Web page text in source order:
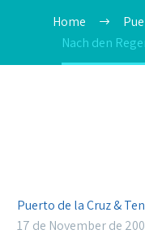
Home
Nach den
Puerto de la Cruz &
17 de November de